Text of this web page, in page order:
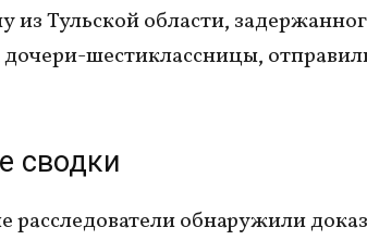
Тульской области,
дочери-шестиклассницы,
сводки
расследователи обнаружили